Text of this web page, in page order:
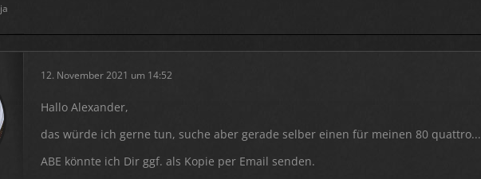
ja
12. November 2021 um 14:52
Hallo Alexander,
das würde ich gerne tun, suche aber gerade selber einen für meinen 80 quattro...
ABE könnte ich Dir ggf. als Kopie per Email senden.